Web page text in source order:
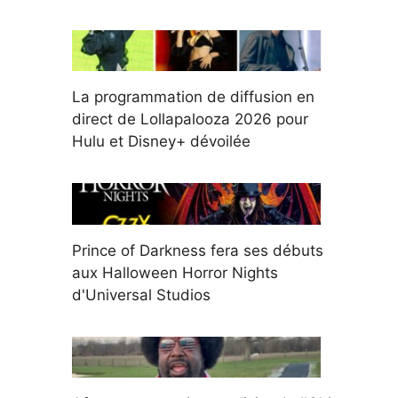
La programmation de diffusion en
direct de Lollapalooza 2026 pour
Hulu et Disney+ dévoilée
Prince of Darkness fera ses débuts
aux Halloween Horror Nights
d'Universal Studios